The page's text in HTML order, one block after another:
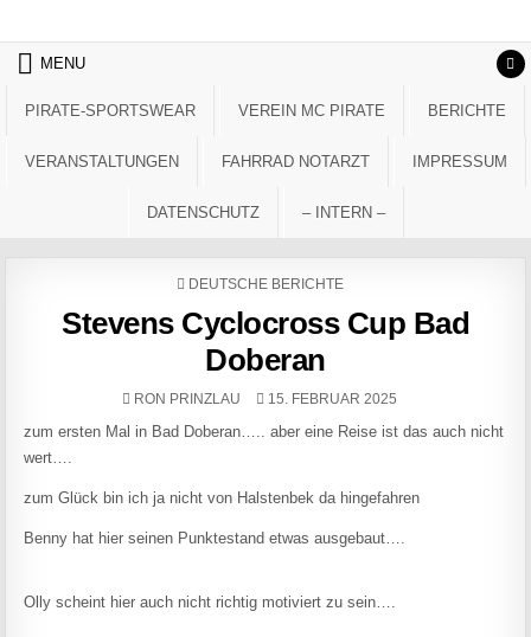
MENU
PIRATE-SPORTSWEAR VEREIN MC PIRATE BERICHTE
VERANSTALTUNGEN FAHRRAD NOTARZT IMPRESSUM
DATENSCHUTZ – INTERN –
POSTED IN
DEUTSCHE BERICHTE
Stevens Cyclocross Cup Bad
Doberan
AUTHOR:
RON PRINZLAU PUBLISHED DATE:
15. FEBRUAR 2025
zum ersten Mal in Bad Doberan….. aber eine Reise ist das auch nicht
wert….
zum Glück bin ich ja nicht von Halstenbek da hingefahren
Benny hat hier seinen Punktestand etwas ausgebaut….
Olly scheint hier auch nicht richtig motiviert zu sein….